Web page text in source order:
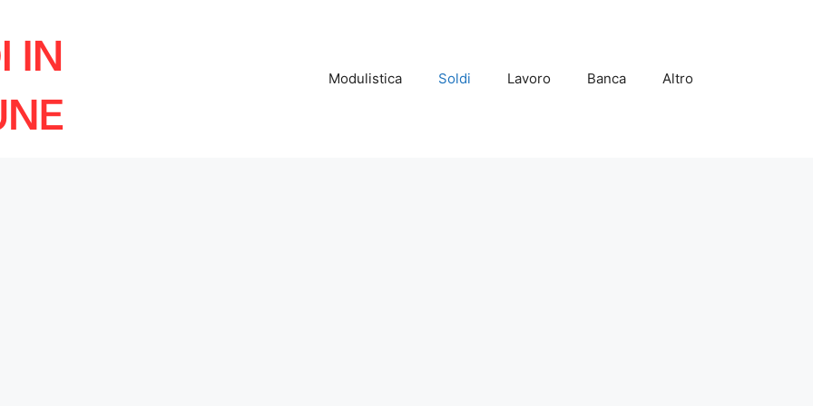
Modulistica Soldi Lavoro Banca Altro